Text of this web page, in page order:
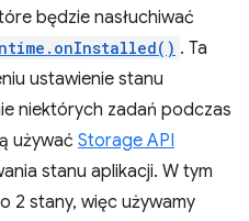
będzie nasłuchiwać
. Ta
ustawienie stanu
niektórych zadań podczas
używać Storage API
stanu aplikacji. W tym
2 stany, więc używamy